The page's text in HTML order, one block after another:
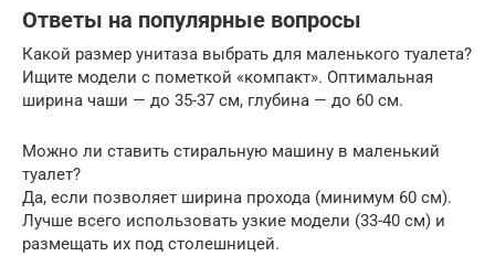
Ответы на популярные вопросы
Какой размер унитаза выбрать для маленького туалета?
Ищите модели с пометкой «компакт». Оптимальная
ширина чаши — до 35-37 см, глубина — до 60 см.
Можно ли ставить стиральную машину в маленький
туалет?
Да, если позволяет ширина прохода (минимум 60 см).
Лучше всего использовать узкие модели (33-40 см) и
размещать их под столешницей.